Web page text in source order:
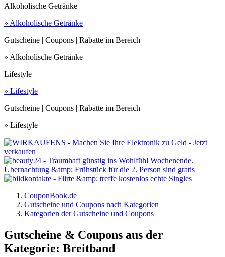
Alkoholische Getränke
» Alkoholische Getränke
Gutscheine | Coupons | Rabatte im Bereich
» Alkoholische Getränke
Lifestyle
» Lifestyle
Gutscheine | Coupons | Rabatte im Bereich
» Lifestyle
CouponBook.de
Gutscheine und Coupons nach Kategorien
Kategorien der Gutscheine und Coupons
Gutscheine & Coupons aus der
Kategorie: Breitband